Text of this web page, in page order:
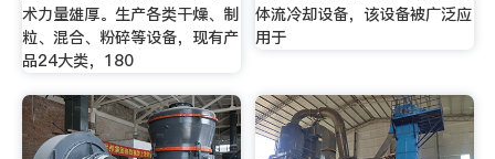
术力量雄厚。生产各类干燥、制
粒、混合、粉碎等设备，现有产
品24大类，180
体流冷却设备，该设备被广泛应
用于